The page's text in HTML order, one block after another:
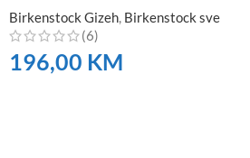
Birkenstock Gizeh, Birkenstock sve
(6)
196,00 KM